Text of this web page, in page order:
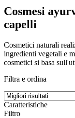
Cosmesi
capelli
Cosmetici naturali
ingredienti vegetali e
cosmetici si basa
Filtra e ordina
Caratteristiche
Filtro